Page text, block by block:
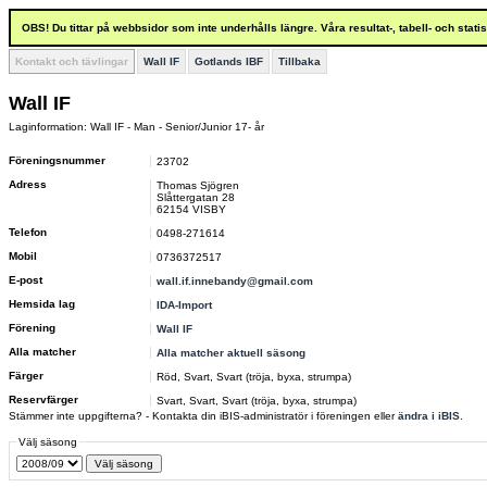
OBS! Du tittar på webbsidor som inte underhålls längre. Våra resultat-, tabell- och
Kontakt och tävlingar Wall IF Gotlands IBF Tillbaka
Wall IF
Laginformation: Wall IF - Man - Senior/Junior 17- år
Föreningsnummer
23702
Adress
Thomas Sjögren
Slåttergatan 28
62154 VISBY
Telefon
0498-271614
Mobil
0736372517
E-post
wall.if.innebandy@gmail.com
Hemsida lag
IDA-Import
Förening
Wall IF
Alla matcher
Alla matcher aktuell säsong
Färger
Röd, Svart, Svart (tröja, byxa, strumpa)
Reservfärger
Svart, Svart, Svart (tröja, byxa, strumpa)
Stämmer inte uppgifterna? - Kontakta din iBIS-administratör i föreningen ellerändra i iBIS
Välj säsong